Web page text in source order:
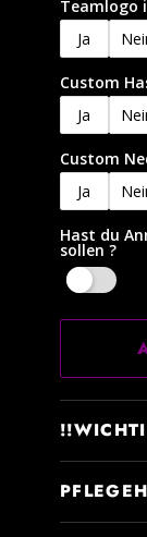
Teamlogo
Ja
Custom
Ja
Custom
Ja
Hast du
sollen ?